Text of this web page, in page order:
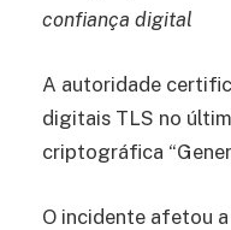
confiança digital
A autoridade
digitais TLS no
criptográfica
O incidente afetou